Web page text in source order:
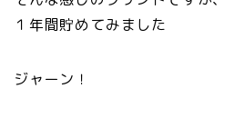
１年間貯めてみました
ジャーン！